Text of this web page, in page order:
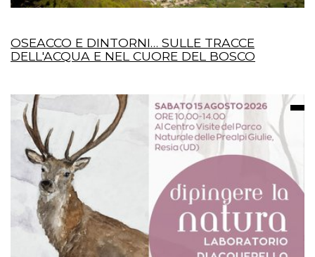
OSEACCO E DINTORNI… SULLE TRACCE
DELL'ACQUA E NEL CUORE DEL BOSCO